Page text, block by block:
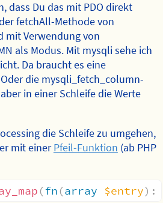
dass Du das mit PDO direkt
fetchAll-Methode von
mit Verwendung von
als Modus. Mit mysqli sehe ich
Da braucht es eine
die mysqli_fetch_column-
in einer Schleife die Werte
die Schleife zu umgehen,
mit einerPfeil-Funktion (ab PHP
(fn (array $entry) :